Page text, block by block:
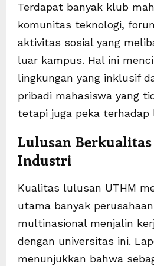
Terdapat banyak klub
komunitas teknologi,
aktivitas sosial yang
luar kampus. Hal ini
lingkungan yang inklusif
pribadi mahasiswa yang
tetapi juga peka terhadap
Lulusan
Industri
Kualitas lulusan UTHM
utama banyak
multinasional menjalin
dengan universitas ini.
menunjukkan bahwa